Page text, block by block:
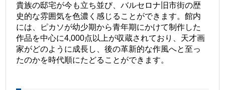
貴族の邸宅が今も立ち並び、バルセロナ旧市街の歴
史的な雰囲気を色濃く感じることができます。館内
には、ピカソが幼少期から青年期にかけて制作した
作品を中心に4,000点以上が収蔵されており、天才画
家がどのように成長し、後の革新的な作風へと至っ
たのかを時代順にたどることができます。